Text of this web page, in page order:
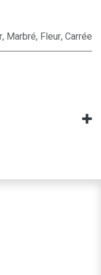
, Marbré, Fleur,Carrée